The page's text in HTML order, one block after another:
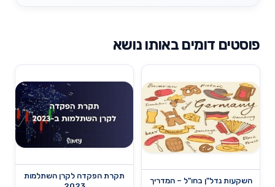
פוסטים דומים באותו נושא
השקעות נדל"ן בחו"ל – המדריך
תקרת הפקדה לקרן השתלמות